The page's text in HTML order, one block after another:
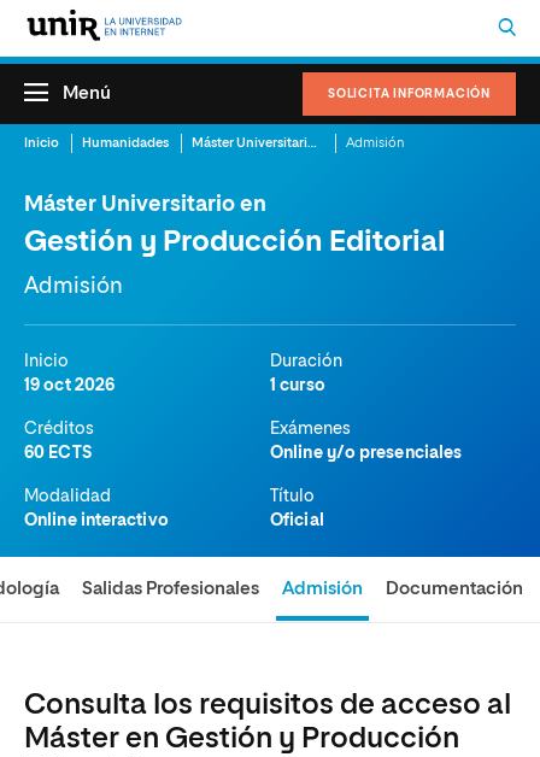
SOLICITA INFORMACIÓN
Menú
Inicio Humanidades Máster Universitario en Gestión y Producción Editorial Admisión
Máster Universitario en
Gestión y Producción Editorial
Admisión
Inicio
19 oct 2026
Duración
1 curso
Créditos
60 ECTS
Exámenes
Online y/o presenciales
Modalidad
Online interactivo
Título
Oficial
Salidas Profesionales Admisión Documentación
Consulta los requisitos de acceso al
Máster en Gestión y Producción